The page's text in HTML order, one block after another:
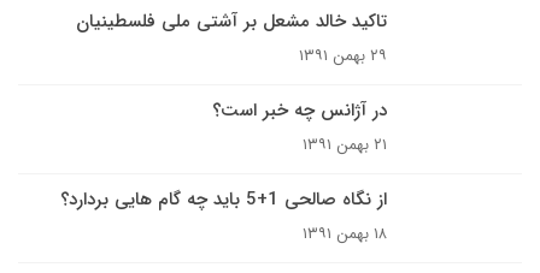
تاکید خالد مشعل بر آشتی ملی فلسطینیان
۲۹ بهمن ۱۳۹۱
در آژانس چه خبر است؟
۲۱ بهمن ۱۳۹۱
از نگاه صالحی 1+5 باید چه گام هایی بردارد؟
۱۸ بهمن ۱۳۹۱